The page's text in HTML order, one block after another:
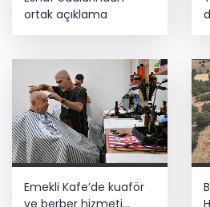
ortak açıklama
Emekli Kafe’de kuaför
ve berber hizmeti